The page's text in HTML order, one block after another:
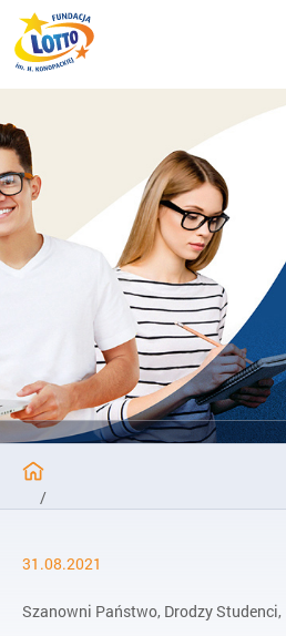
/
/
Wyniki konkursu do
31.08.2021
Szanowni Państwo, Drodzy Studenci,